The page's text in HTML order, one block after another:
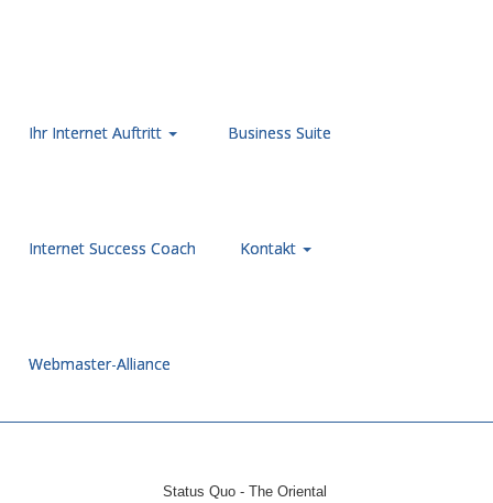
Ihr Internet Auftritt Business Suite
Internet Success Coach Kontakt
Webmaster-Alliance
Status Quo - The Oriental